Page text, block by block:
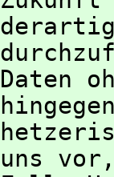
Daten
uns